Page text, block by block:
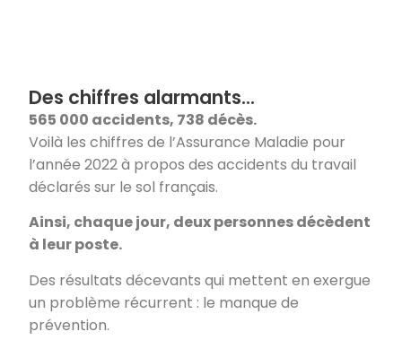
Des chiffres alarmants…
565 000 accidents, 738 décès.
Voilà les chiffres de l’Assurance Maladie pour
l’année 2022 à propos des accidents du travail
déclarés sur le sol français.
Ainsi, chaque jour, deux personnes décèdent
à leur poste.
Des résultats décevants qui mettent en exergue
un problème récurrent : le manque de
prévention.